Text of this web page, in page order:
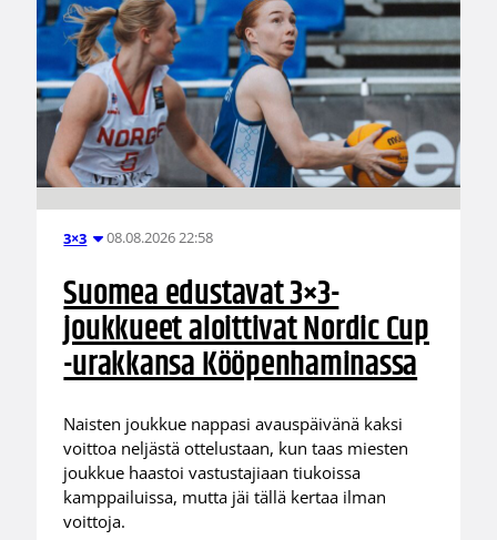
3×3 08.08.2026 22:58
Suomea edustavat 3×3-
joukkueet aloittivat Nordic Cup
-urakkansa Kööpenhaminassa
Naisten joukkue nappasi avauspäivänä kaksi
voittoa neljästä ottelustaan, kun taas miesten
joukkue haastoi vastustajiaan tiukoissa
kamppailuissa, mutta jäi tällä kertaa ilman
voittoja.